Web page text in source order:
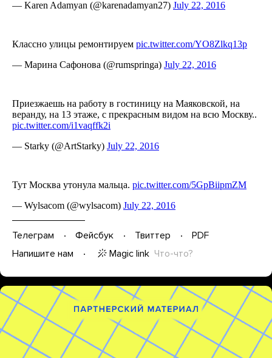
Телеграм Фейсбук Твиттер
PDF
Напишите нам
Magic link Что-что?